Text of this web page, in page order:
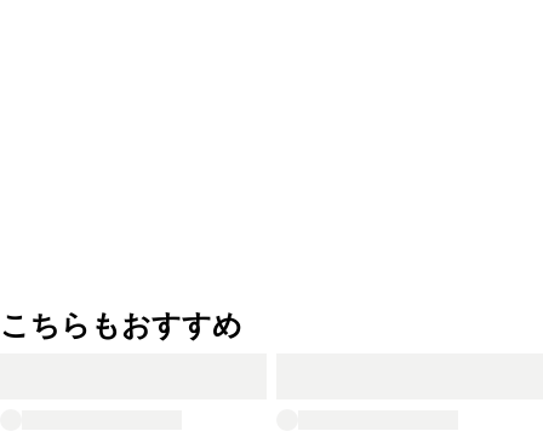
こちらもおすすめ